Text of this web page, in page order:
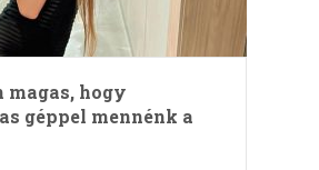
hogy
géppel mennénk a